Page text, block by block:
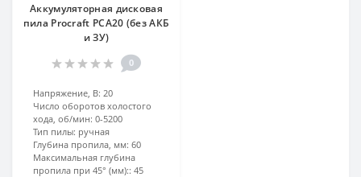
Аккумуляторная дисковая
пила Procraft PCA20 (без АКБ
и ЗУ)
0
Напряжение, В: 20
Число оборотов холостого
хода, об/мин: 0-5200
Тип пилы: ручная
Глубина пропила, мм: 60
Максимальная глубина
пропила при 45° (мм):: 45